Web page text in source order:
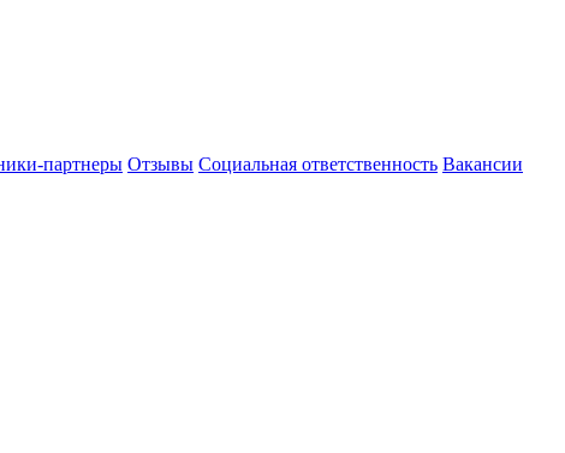
партнеры Отзывы Социальная ответственность Вакансии